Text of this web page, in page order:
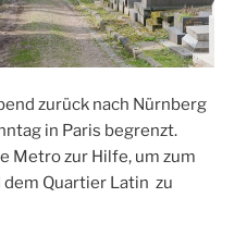
zurück nach Nürnberg
in Paris begrenzt.
Metro zur Hilfe, um zum
dem Quartier Latin zu